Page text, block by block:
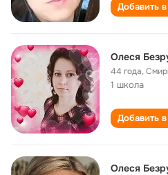
Добавить
Олеся
44 года,
1 школа
Добавить
Олеся